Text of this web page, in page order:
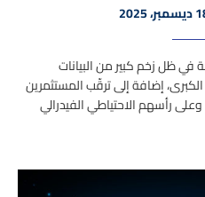
2025
في ظل زخم كبير من البيانات
إضافة إلى ترقّب المستثمرين
رأسهم الاحتياطي الفيدرالي